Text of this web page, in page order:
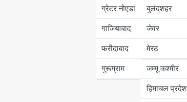
ग्रेटर नोएडा
गाजियाबाद
फरीदाबाद
गुरूग्राम
बुलंदशहर
जेवर
मेरठ
बिहार
पंजाब
हरियाणा
जम्मू कश्मीर
हिमाचल प्रदेश